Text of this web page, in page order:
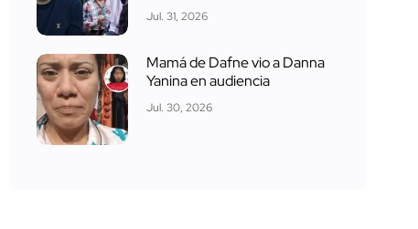
Jul. 31, 2026
Mamá de Dafne vio a Danna
Yanina en audiencia
Jul. 30, 2026